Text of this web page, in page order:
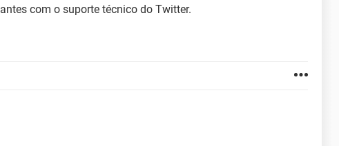
com o suporte técnico do Twitter.